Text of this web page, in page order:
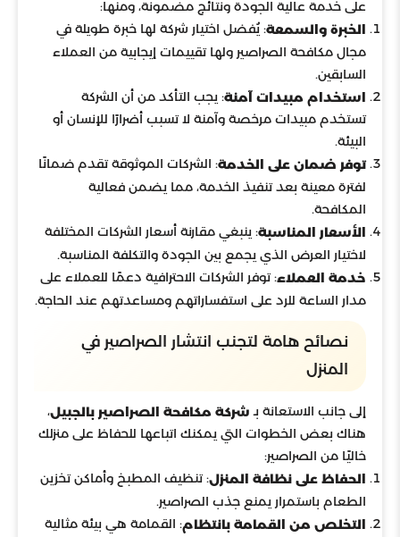
على خدمة عالية الجودة ونتائج مضمونة، ومنها:
الخبرة والسمعة: يُفضل اختيار شركة لها خبرة طويلة في
مجال مكافحة الصراصير ولها تقييمات إيجابية من العملاء
السابقين.
استخدام مبيدات آمنة: يجب التأكد من أن الشركة
تستخدم مبيدات مرخصة وآمنة لا تسبب أضرارًا للإنسان أو
البيئة.
توفر ضمان على الخدمة: الشركات الموثوقة تقدم ضمانًا
لفترة معينة بعد تنفيذ الخدمة، مما يضمن فعالية
المكافحة.
الأسعار المناسبة: ينبغي مقارنة أسعار الشركات المختلفة
لاختيار العرض الذي يجمع بين الجودة والتكلفة المناسبة.
خدمة العملاء: توفر الشركات الاحترافية دعمًا للعملاء على
مدار الساعة للرد على استفساراتهم ومساعدتهم عند الحاجة.
نصائح هامة لتجنب انتشار الصراصير في
المنزل
إلى جانب الاستعانة بـ شركة مكافحة الصراصير بالجبيل،
هناك بعض الخطوات التي يمكنك اتباعها للحفاظ على منزلك
خاليًا من الصراصير:
الحفاظ على نظافة المنزل: تنظيف المطبخ وأماكن تخزين
الطعام باستمرار يمنع جذب الصراصير.
التخلص من القمامة بانتظام: القمامة هي بيئة مثالية